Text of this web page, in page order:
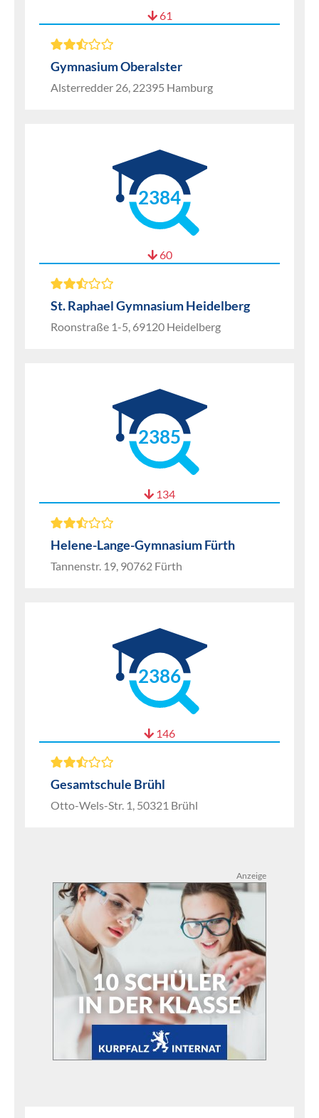
61
Gymnasium Oberalster
Alsterredder 26, 22395 Hamburg
2384
60
St. Raphael Gymnasium Heidelberg
Roonstraße 1-5, 69120 Heidelberg
2385
134
Helene-Lange-Gymnasium Fürth
Tannenstr. 19, 90762 Fürth
2386
146
Gesamtschule Brühl
Otto-Wels-Str. 1, 50321 Brühl
Anzeige